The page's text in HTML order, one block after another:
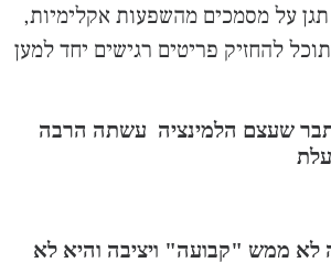
על מסמכים מהשפעות אקלימיות,
להחזיק פריטים רגישים יחד למען
שעצם הלמינציה עשתה הרבה